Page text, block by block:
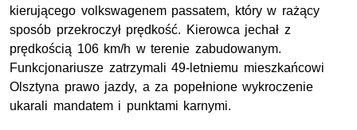
kierującego volkswagenem passatem, który w rażący
sposób przekroczył prędkość. Kierowca jechał z
prędkością 106 km/h w terenie zabudowanym.
Funkcjonariusze zatrzymali 49-letniemu mieszkańcowi
Olsztyna prawo jazdy, a za popełnione wykroczenie
ukarali mandatem i punktami karnymi.